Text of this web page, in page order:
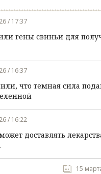
/ 17:37
гены свиньи для
/ 16:37
что темная сила
/ 16:22
доставлять
15